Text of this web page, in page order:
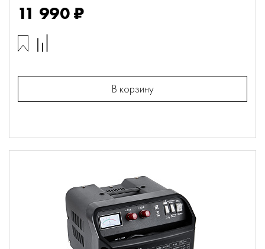
11 990 ₽
В корзину